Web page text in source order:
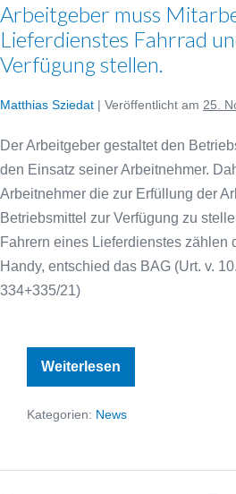
Arbeitgeber muss
Lieferdienstes Fahrrad
Verfügung stellen.
Matthias Sziedat | Veröffentlicht am 25.
Der Arbeitgeber gestaltet den
den Einsatz seiner Arbeitnehmer.
Arbeitnehmer die zur Erfüllung der
Betriebsmittel zur Verfügung zu
Fahrern eines Lieferdienstes zählen
Handy, entschied das BAG (Urt. v.
334+335/21)
Weiterlesen
Lieferdienstes
Kategorien: News